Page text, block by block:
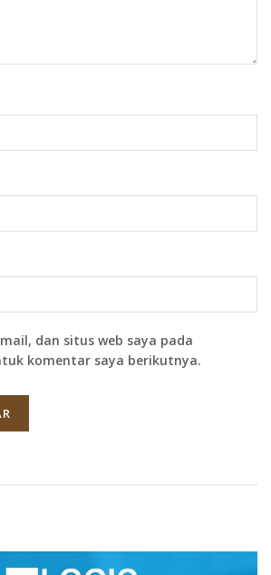
dan situs web saya pada
komentar saya berikutnya.